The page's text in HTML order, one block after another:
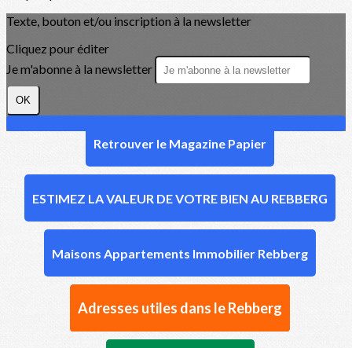
Texte, bouton et/ou inscription à la newsletter
Cliquez pour éditer
Je m'abonne à la newsletter
OK
Retrouver le Magazine Papier
ESTIMEZ LA VALEUR DE VOTRE BIEN AU REBBERG
Maisons Appartements Immobilier Rebberg
Adresses utiles dans le Rebberg